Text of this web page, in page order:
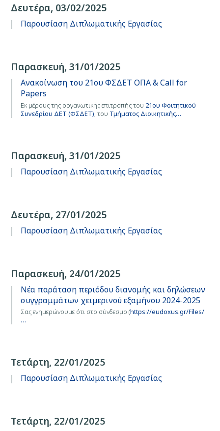
Δευτέρα, 03/02/2025
Παρουσίαση Διπλωματικής Εργασίας
Παρασκευή, 31/01/2025
Ανακοίνωση του 21ου ΦΣΔΕΤ ΟΠΑ & Call for
Papers
Εκ μέρους της οργανωτικής επιτροπής του 21ου Φοιτητικού
Συνεδρίου ΔΕΤ (ΦΣΔΕΤ) , του Τμήματος Διοικητικής…
Παρασκευή, 31/01/2025
Παρουσίαση Διπλωματικής Εργασίας
Δευτέρα, 27/01/2025
Παρουσίαση Διπλωματικής Εργασίας
Παρασκευή, 24/01/2025
Νέα παράταση περιόδου διανομής και δηλώσεων
συγγραμμάτων χειμερινού εξαμήνου 2024-2025
Σας ενημερώνουμε ότι στο σύνδεσμο (https://eudoxus.gr/Files/
…
Τετάρτη, 22/01/2025
Παρουσίαση Διπλωματικής Εργασίας
Τετάρτη, 22/01/2025